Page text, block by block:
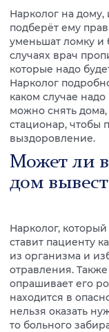
Нарколог на дому,
подберёт ему
уменьшат ломку и
случаях врач
которые надо
Нарколог
каком случае
можно снять
стационар, чтобы
выздоровление.
Может ли
дом
Нарколог,
ставит пациенту
из организма и
отравления.
опрашивает его
находится в
нельзя оказать
то больного